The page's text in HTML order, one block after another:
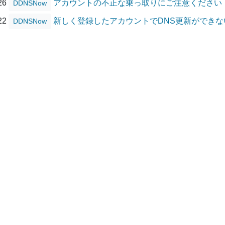
DDNSNow アカウントの不正な乗っ取りにご注意ください
DDNSNow 新しく登録したアカウントでDNS更新ができ